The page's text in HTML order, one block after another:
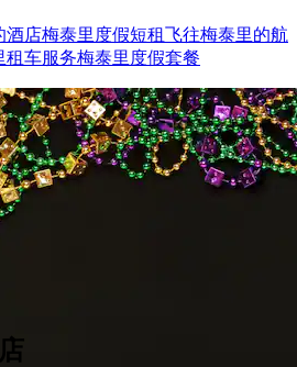
酒店梅泰里度假短租飞往梅泰里的航
租车服务梅泰里度假套餐